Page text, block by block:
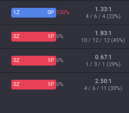
1 Z 0P 100% 1.33:1
4 / 6 / 4 (23%)
0Z 1 P 0% 1.83:1
10 / 12 / 12 (45%)
0Z 1 P 0% 0.67:1
1 / 3 / 1 (29%)
0Z 1 P 0% 2.50:1
4 / 6 / 11 (33%)